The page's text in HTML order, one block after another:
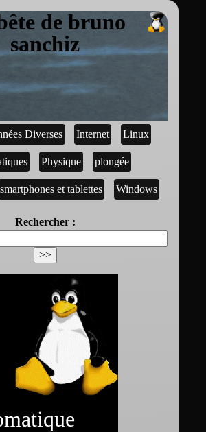
de bruno
sanchiz
Diverses Internet Linux
Physique plongée
smartphones et tablettes Windows
Rechercher :